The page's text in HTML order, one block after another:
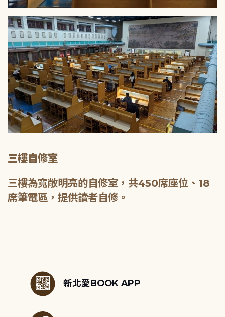
三樓自修室
三樓為寬敞明亮的自修室，共450席座位、18
席筆電區，提供讀者自修。
新北愛BOOK APP